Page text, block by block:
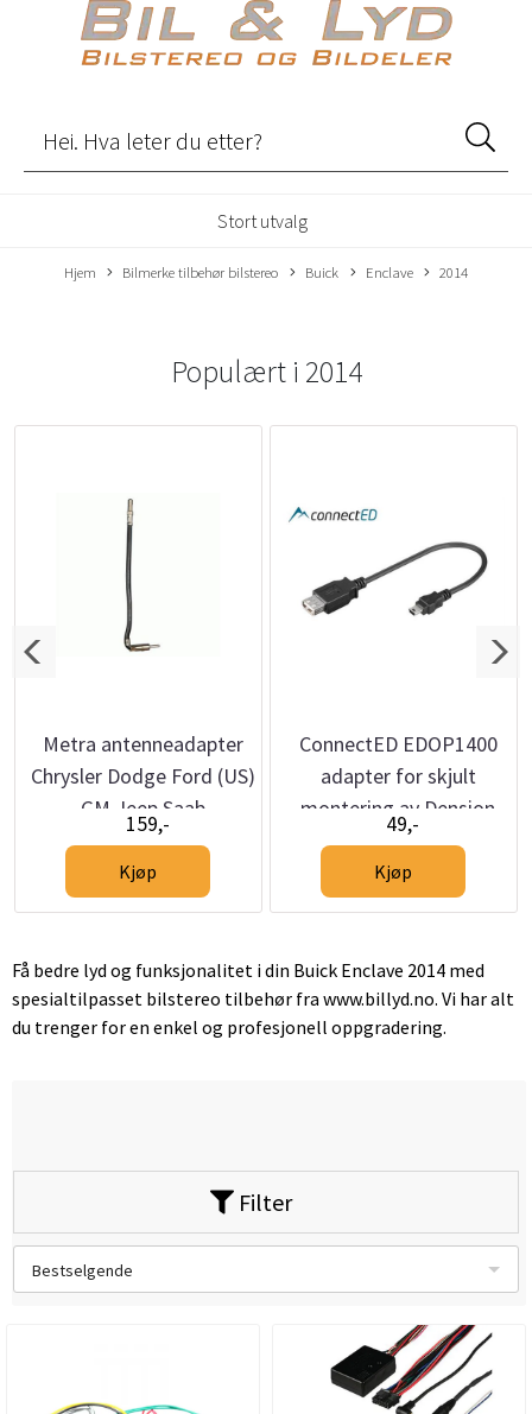
Stort utvalg
Hjem Bilmerke tilbehør bilstereo Buick Enclave 2014
Populært i 2014
Metra antenneadapter
Chrysler Dodge Ford (US)
GM Jeep Saab
159,-
Kjøp
ConnectED EDOP1400
adapter for skjult
montering av Dension
DAB+U (Autolink)
49,-
Kjøp
Få bedre lyd og funksjonalitet i din Buick Enclave 2014 med
spesialtilpasset bilstereo tilbehør fra www.billyd.no. Vi har alt
du trenger for en enkel og profesjonell oppgradering.
Filter
Bestselgende